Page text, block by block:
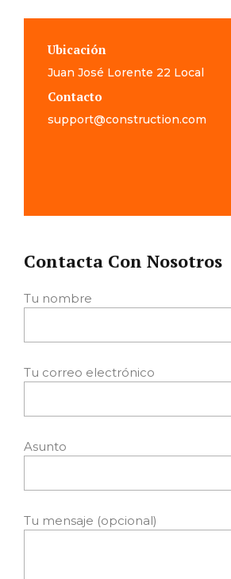
Ubicación
Juan José Lorente 22 Local
Contacto
support@construction.com
Contacta Con Nosotros
Tu nombre
Tu correo electrónico
Asunto
Tu mensaje (opcional)